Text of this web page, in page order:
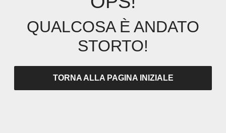
QUALCOSA È ANDATO
STORTO!
TORNA ALLA PAGINA INIZIALE